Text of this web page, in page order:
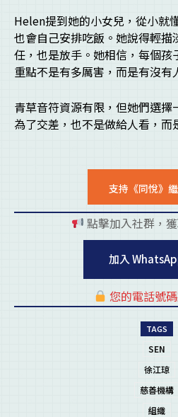
Helen提到她的小女兒，從小就
也會自己安排吃飯。她說得輕
任，也是放手。她相信，每個孩
重點不是有多厲害，而是有沒有
青草音符資源有限，但她們選
為了交差，也不是做給人看，而
支持《同悅》
點擊加入社群，
加入
您的電話號
TAGS
SEN
徐江琼
慈善機構
組織